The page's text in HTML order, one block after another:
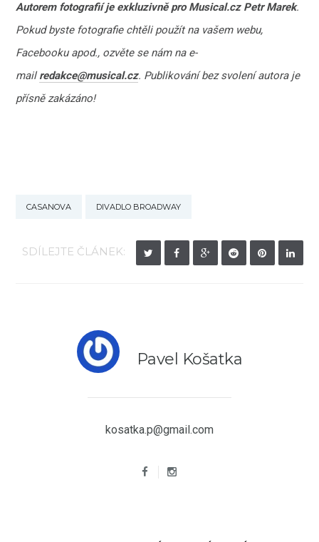
Autorem fotografií je exkluzivně pro Musical.cz Petr Marek.
Pokud byste fotografie chtěli použít na vašem webu,
Facebooku apod., ozvěte se nám na e-
mail redakce@musical.cz. Publikování bez svolení autora je
přísně zakázáno!
CASANOVA DIVADLO BROADWAY
SDÍLEJTE ČLÁNEK:
Pavel Košatka
kosatka.p@gmail.com